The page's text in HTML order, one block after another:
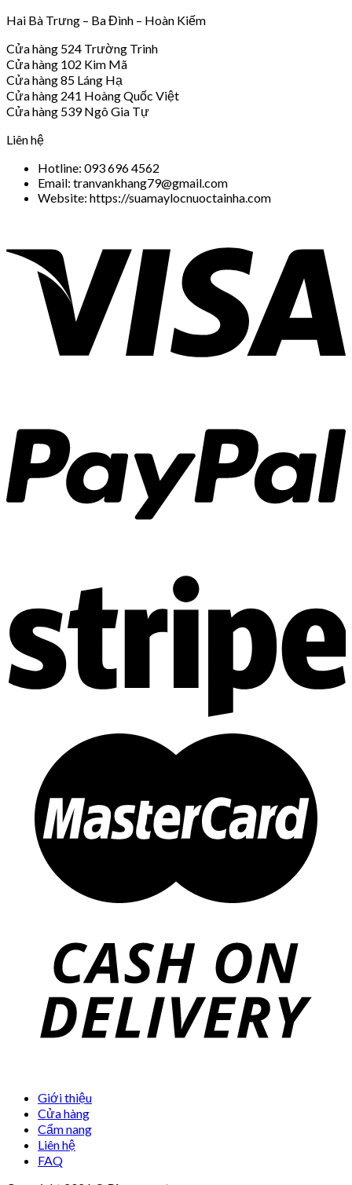
Hai Bà Trưng – Ba Đình – Hoàn Kiếm
Cửa hàng 524 Trường Trinh
Cửa hàng 102 Kim Mã
Cửa hàng 85 Láng Hạ
Cửa hàng 241 Hoàng Quốc Việt
Cửa hàng 539 Ngô Gia Tự
Liên hệ
Hotline: 093 696 4562
Email: tranvankhang79@gmail.com
Website: https://suamaylocnuoctainha.com
Giới thiệu
Cửa hàng
Cẩm nang
Liên hệ
FAQ